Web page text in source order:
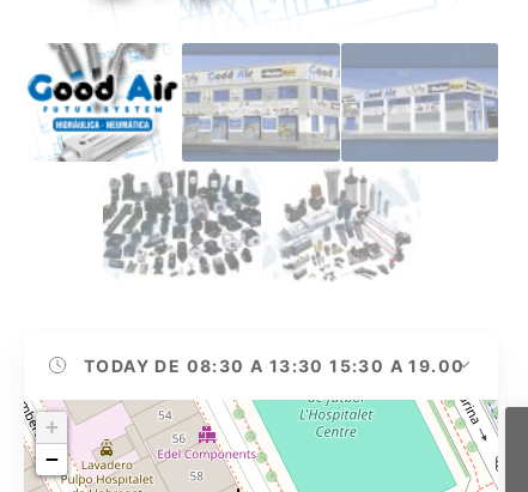
TODAY DE 08:30 A 13:30 15:30 A 19.00
+
−